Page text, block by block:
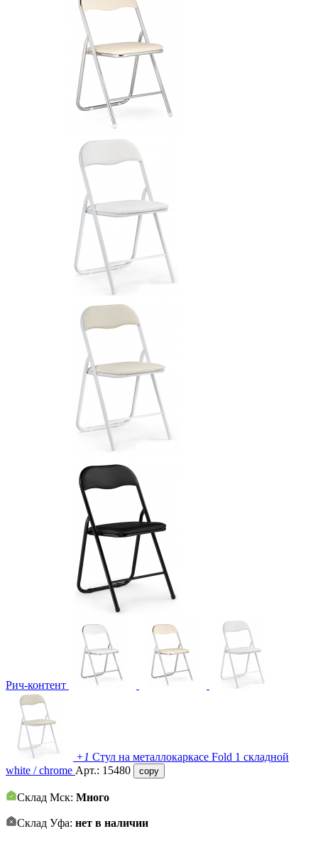
Рич-контент
+1 Стул на металлокаркасе Fold 1 складной
white / chrome Арт.: 15480 copy
Склад Мск: Много
Склад Уфа: нет в наличии